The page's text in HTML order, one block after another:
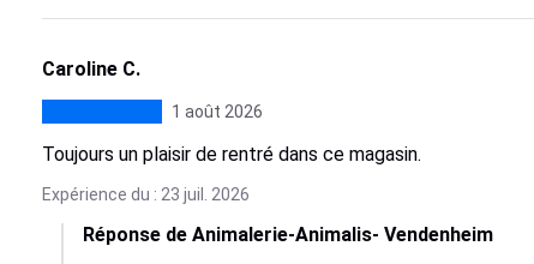
Caroline C.
1 août 2026
Toujours un plaisir de rentré dans ce magasin.
Expérience du : 23 juil. 2026
Réponse de Animalerie-Animalis- Vendenheim